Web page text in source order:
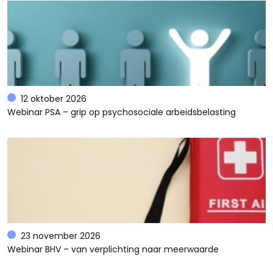
12 oktober 2026
Webinar PSA – grip op psychosociale arbeidsbelasting
23 november 2026
Webinar BHV – van verplichting naar meerwaarde